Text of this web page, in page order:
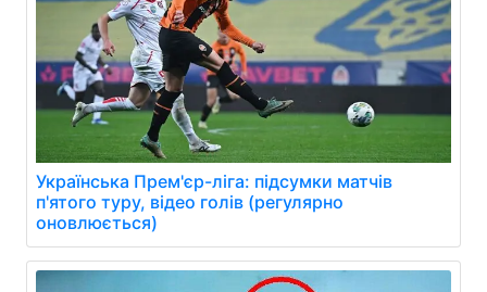
Українська Прем'єр-ліга: підсумки матчів
п'ятого туру, відео голів (регулярно
оновлюється)